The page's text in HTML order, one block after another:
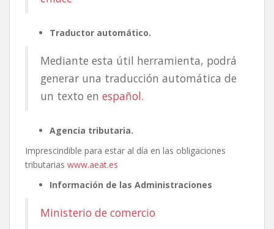
Traductor automático.
Mediante esta útil herramienta, podrá
generar una traducción automática de
un texto en español.
Agencia tributaria.
Imprescindible para estar al día en las obligaciones
tributarias www.aeat.es
Información de las Administraciones
Ministerio de comercio